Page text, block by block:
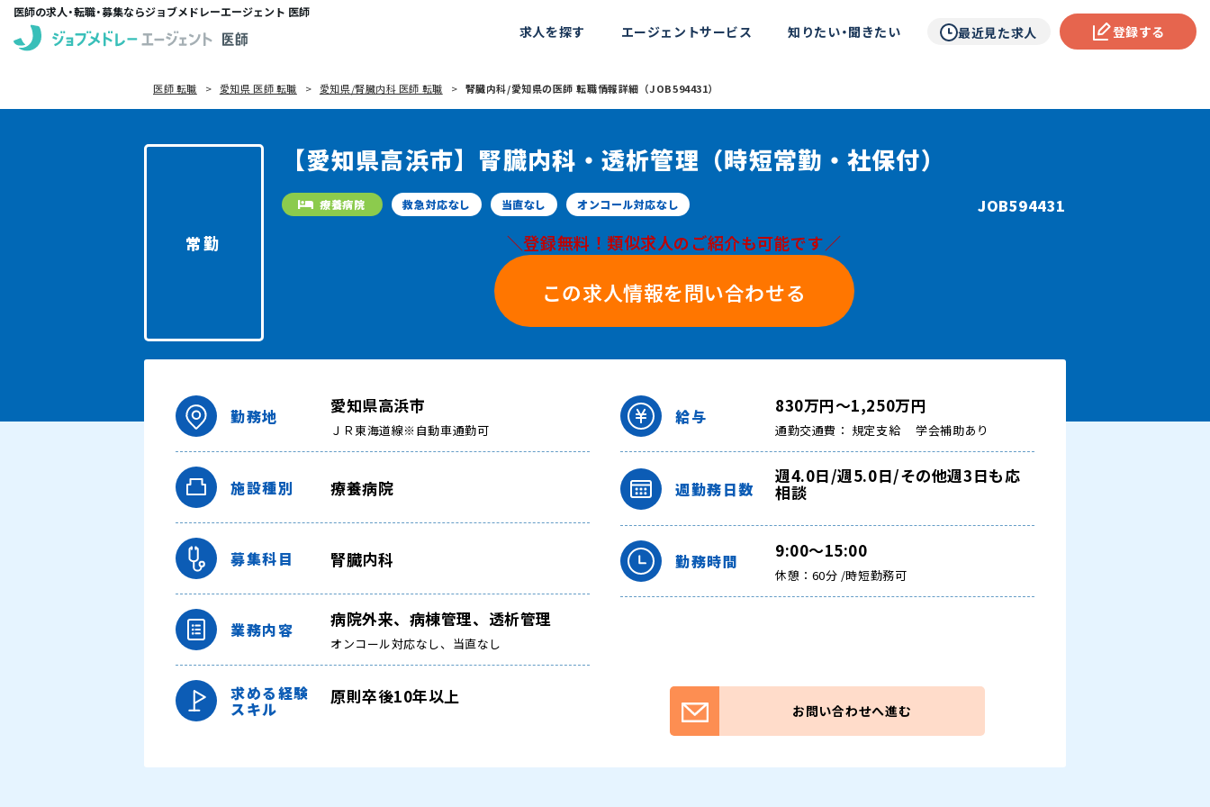
医師の求人・転職・募集ならジョブメドレーエージェント 医師
求人を探す エージェントサービス 知りたい・聞きたい 最近見た求人 登録する
医師 転職 愛知県 医師 転職 愛知県/腎臓内科 医師 転職 腎臓内科/愛知県の医師 転職情報詳細（JOB594431）
常勤
【愛知県高浜市】腎臓内科・透析管理（時短常勤・社保付）
療養病院 救急対応なし 当直なし オンコール対応なし JOB594431
＼登録無料！類似求人のご紹介も可能です／
この求人情報を問い合わせる
勤務地
愛知県高浜市
ＪＲ東海道線※自動車通勤可
施設種別 療養病院
募集科目 腎臓内科
業務内容
病院外来、病棟管理、透析管理
オンコール対応なし、当直なし
求める経験
スキル
原則卒後10年以上
給与
830万円～1,250万円
通勤交通費： 規定支給 学会補助あり
週勤務日数
週4.0日/週5.0日/その他週3日も応
相談
勤務時間
9:00～15:00
休憩：60分 /時短勤務可
お問い合わせへ進む